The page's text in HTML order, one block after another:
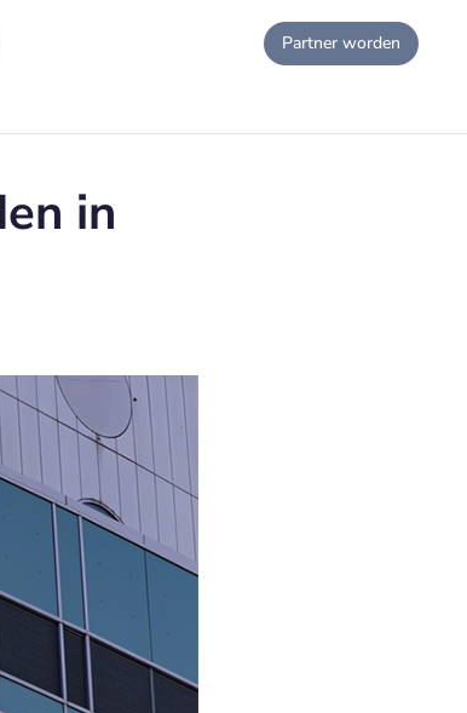
Partner worden
in